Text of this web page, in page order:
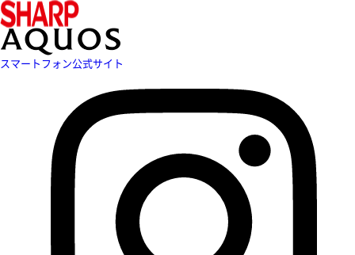
スマートフォン公式サイト